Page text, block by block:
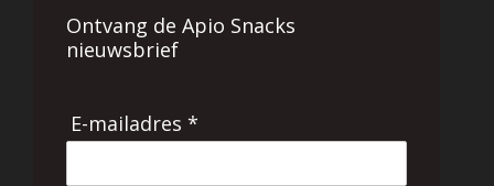
Ontvang de Apio Snacks
nieuwsbrief
E-mailadres *